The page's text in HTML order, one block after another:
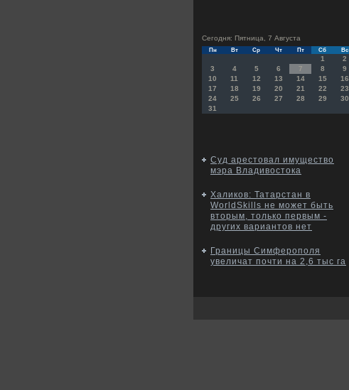
Сегодня: Пятница, 7 Августа
Пн Вт Ср Чт Пт Сб Вс
1
2
3
4 5 6 7 8
9
10
11 12 13 14 15
16
17
18 19 20 21 22
23
24
25 26 27 28 29
30
31
Суд арестовал имущество
мэра Владивостока
Халиков: Татарстан в
WorldSkills не может быть
вторым, только первым -
других вариантов нет
Границы Симферополя
увеличат почти на 2,6 тыс га